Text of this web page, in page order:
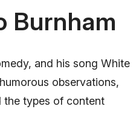
Burnham
and his song White
observations,
the types of content